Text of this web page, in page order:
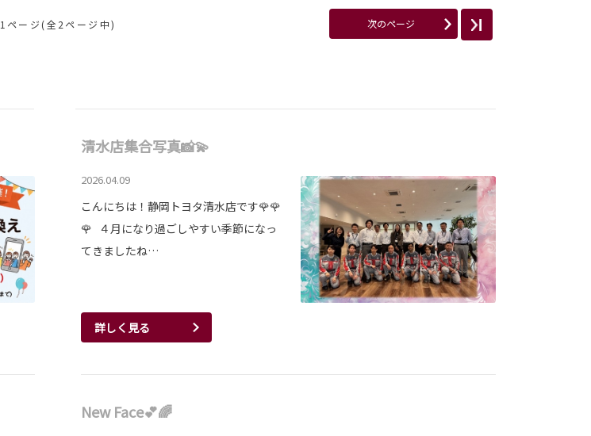
1ページ(全2ページ中) 次のページ
清水店集合写真📸💫
2026.04.09
こんにちは！静岡トヨタ清水店です🌹🌹
🌹 ４月になり過ごしやすい季節になっ
てきましたね…
詳しく見る
New Face💕🌈